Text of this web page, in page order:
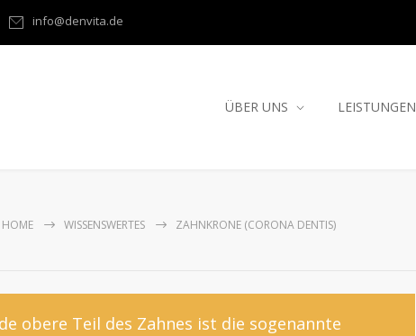
info@denvita.de
ÜBER UNS LEISTUNGEN
HOME WISSENSWERTES ZAHNKRONE (CORONA DENTIS)
obere Teil des Zahnes ist die sogenannte